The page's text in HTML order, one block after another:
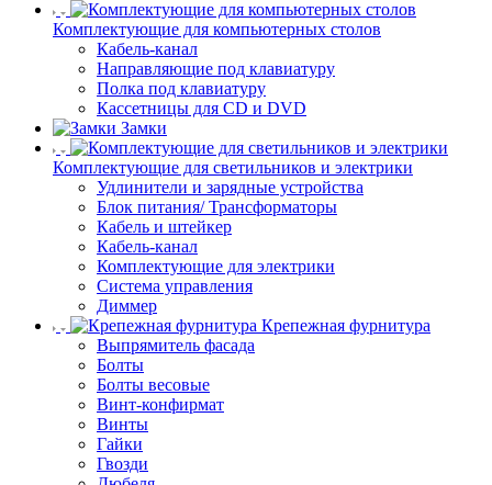
Комплектующие для компьютерных столов
Кабель-канал
Направляющие под клавиатуру
Полка под клавиатуру
Кассетницы для CD и DVD
Замки
Комплектующие для светильников и электрики
Удлинители и зарядные устройства
Блок питания/ Трансформаторы
Кабель и штейкер
Кабель-канал
Комплектующие для электрики
Система управления
Диммер
Крепежная фурнитура
Выпрямитель фасада
Болты
Болты весовые
Винт-конфирмат
Винты
Гайки
Гвозди